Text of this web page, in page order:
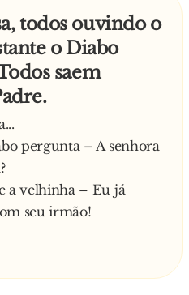
na segunda,
quase fizemos na
Anedota do Dia não é
os dias. Uma anedota
todos ouvindo o
o Diabo
saem
pergunta – A senhora
a velhinha – Eu já
seu irmão!